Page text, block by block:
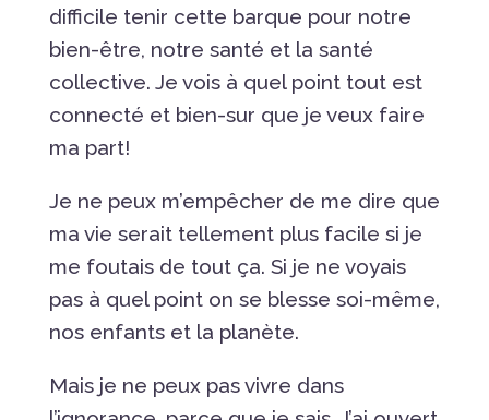
difficile tenir cette barque pour notre
bien-être, notre santé et la santé
collective. Je vois à quel point tout est
connecté et bien-sur que je veux faire
ma part!
Je ne peux m’empêcher de me dire que
ma vie serait tellement plus facile si je
me foutais de tout ça. Si je ne voyais
pas à quel point on se blesse soi-même,
nos enfants et la planète.
Mais je ne peux pas vivre dans